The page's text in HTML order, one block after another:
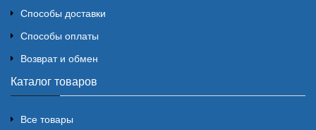
Способы доставки
Способы оплаты
Возврат и обмен
Каталог товаров
Все товары